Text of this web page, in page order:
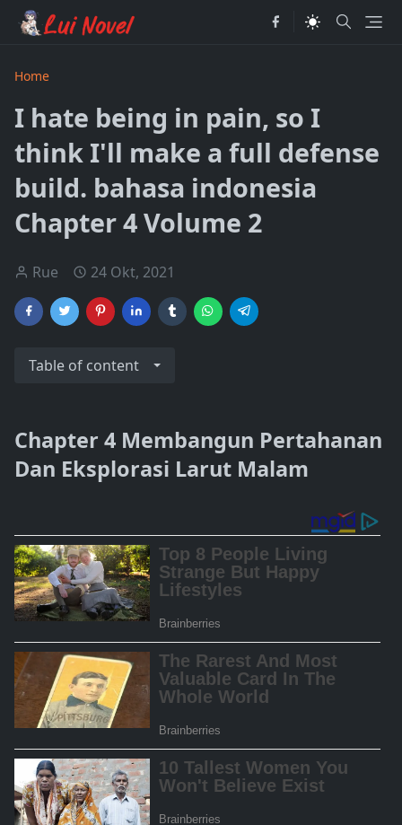
Home
I hate being in pain, so I
think I'll make a full defense
build. bahasa indonesia
Chapter 4 Volume 2
Rue 24 Okt, 2021
Table of content
Chapter 4 Membangun Pertahanan
Dan Eksplorasi Larut Malam